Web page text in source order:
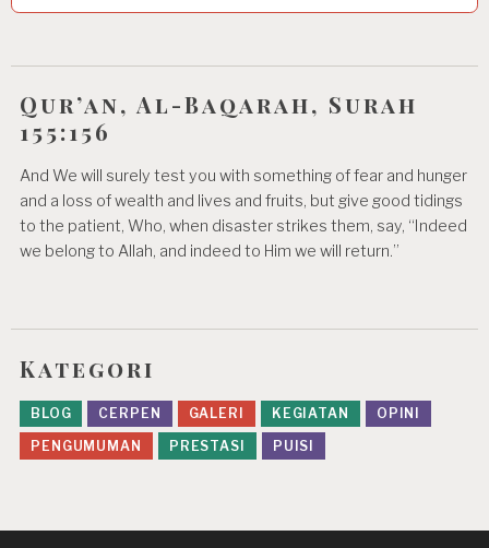
Qur’an, Al-Baqarah, Surah
155:156
And We will surely test you with something of fear and hunger
and a loss of wealth and lives and fruits, but give good tidings
to the patient, Who, when disaster strikes them, say, “Indeed
we belong to Allah, and indeed to Him we will return.”
Kategori
BLOG CERPEN GALERI KEGIATAN
OPINI
PENGUMUMAN
PRESTASI PUISI